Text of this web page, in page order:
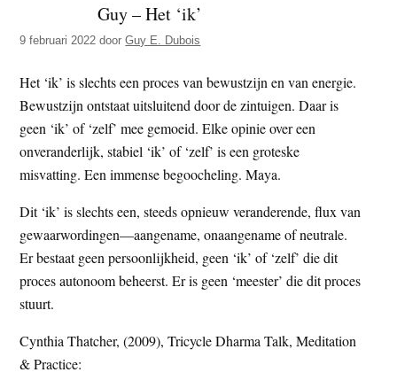
z
e
s
i
t
e
e
d
e
z
e
s
t
e
Guy – Het ‘ik’
9 februari 2022 doorGuy E. Dubois
Het ‘ik’ is slechts een proces van bewustzijn en van energie.
Bewustzijn ontstaat uitsluitend door de zintuigen. Daar is
geen ‘ik’ of ‘zelf’ mee gemoeid. Elke opinie over een
onveranderlijk, stabiel ‘ik’ of ‘zelf’ is een groteske
misvatting. Een immense begoocheling. Maya.
Dit ‘ik’ is slechts een, steeds opnieuw veranderende, flux van
gewaarwordingen—aangename, onaangename of neutrale.
Er bestaat geen persoonlijkheid, geen ‘ik’ of ‘zelf’ die dit
proces autonoom beheerst. Er is geen ‘meester’ die dit proces
stuurt.
Cynthia Thatcher, (2009), Tricycle Dharma Talk, Meditation
& Practice: